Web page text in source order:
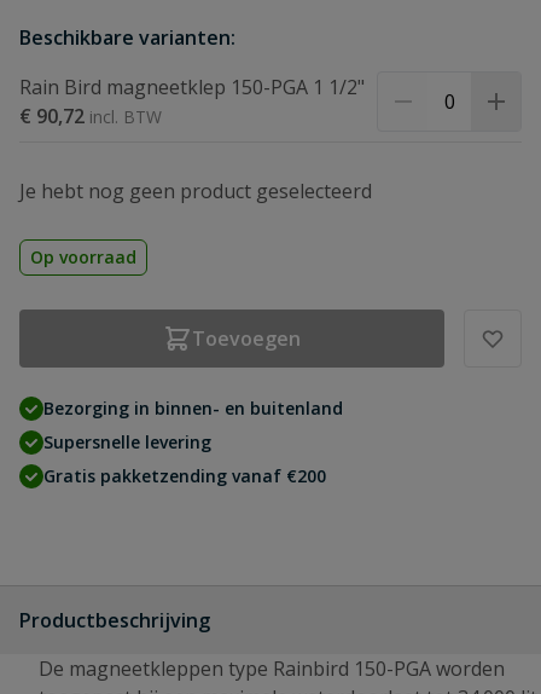
Beschikbare varianten:
Rain Bird magneetklep 150-PGA 1 1/2"
€ 90,72
Je hebt nog geen product geselecteerd
Op voorraad
Toevoegen
Bezorging in binnen- en buitenland
Supersnelle levering
Gratis pakketzending vanaf €200
Productbeschrijving
De magneetkleppen type Rainbird 150-PGA worden